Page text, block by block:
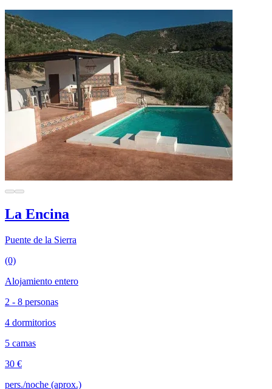
La Encina
Puente de la Sierra
(0)
Alojamiento entero
2 - 8 personas
4 dormitorios
5 camas
30 €
pers./noche (aprox.)